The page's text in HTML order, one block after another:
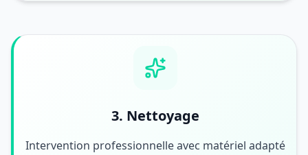
3. Nettoyage
Intervention professionnelle avec matériel adapté